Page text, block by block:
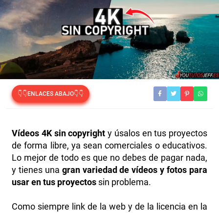
👇👇ENLACES ABAJO👇👇
Vídeos 4K sin copyright y úsalos en tus proyectos
de forma libre, ya sean comerciales o educativos.
Lo mejor de todo es que no debes de pagar nada,
y tienes una gran variedad de vídeos y fotos para
usar en tus proyectos sin problema.
Como siempre link de la web y de la licencia en la